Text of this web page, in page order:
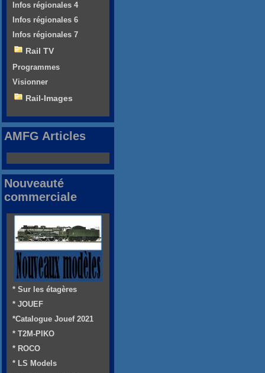
Infos régionales 4
Infos régionales 6
Infos régionales 7
Rail TV
Programmes
Visionner
Rail-Images
AMFG Articles
Nouveauté
commerciale
* Sur les étagères
* JOUEF
*Catalogue Jouef 2021
* T2M-PIKO
* ROCO
* LS Models